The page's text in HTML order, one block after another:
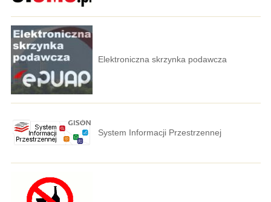
Elektroniczna skrzynka podawcza
System Informacji Przestrzennej